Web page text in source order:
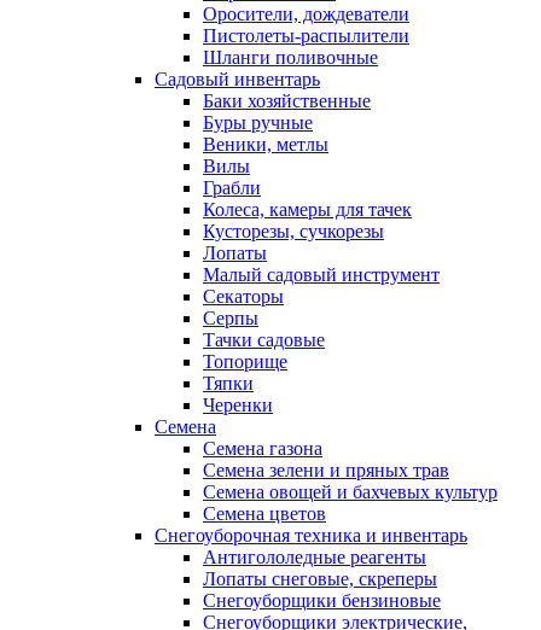
Оросители, дождеватели
Пистолеты-распылители
Шланги поливочные
Садовый инвентарь
Баки хозяйственные
Буры ручные
Веники, метлы
Вилы
Грабли
Колеса, камеры для тачек
Кусторезы, сучкорезы
Лопаты
Малый садовый инструмент
Секаторы
Серпы
Тачки садовые
Топорище
Тяпки
Черенки
Семена
Семена газона
Семена зелени и пряных трав
Семена овощей и бахчевых культур
Семена цветов
Снегоуборочная техника и инвентарь
Антигололедные реагенты
Лопаты снеговые, скреперы
Снегоуборщики бензиновые
Снегоуборщики электрические,